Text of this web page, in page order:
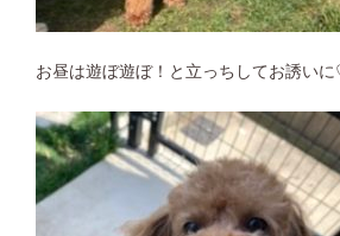
お昼は遊ぼ遊ぼ！と立っちしてお誘い